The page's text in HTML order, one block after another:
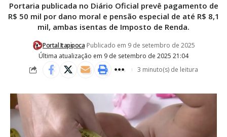
Portaria publicada no Diário Oficial prevê pagamento de
R$ 50 mil por dano moral e pensão especial de até R$ 8,1
mil, ambas isentas de Imposto de Renda.
Última atualização em 9 de setembro de 2025 21:04
Portal Itapipoca Publicado em 9 de setembro de 2025
3 minuto(s) de leitura